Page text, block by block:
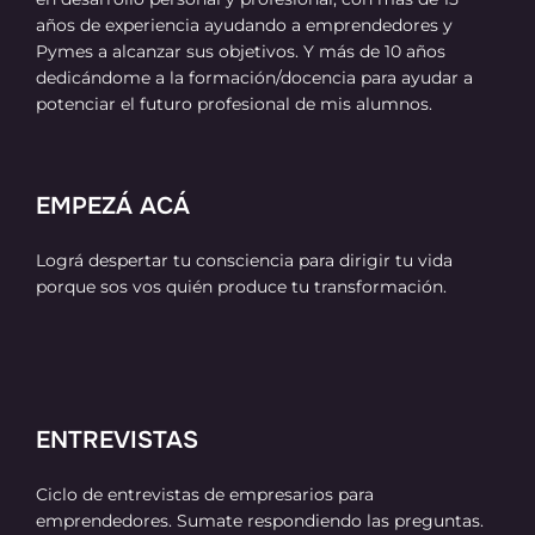
años de experiencia ayudando a emprendedores y
Pymes a alcanzar sus objetivos. Y más de 10 años
dedicándome a la formación/docencia para ayudar a
potenciar el futuro profesional de mis alumnos.
EMPEZÁ ACÁ
Lográ despertar tu consciencia para dirigir tu vida
porque sos vos quién produce tu transformación.
ENTREVISTAS
Ciclo de entrevistas de empresarios para
emprendedores. Sumate respondiendo las preguntas.